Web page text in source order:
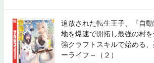
追放された転生王子、『自
地を爆速で開拓し最強の村
強クラフトスキルで始める
ーライフ～（２）